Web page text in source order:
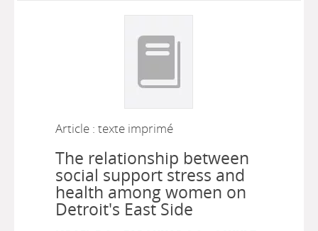
Article : texte imprimé
The relationship between
social support stress and
health among women on
Detroit's East Side